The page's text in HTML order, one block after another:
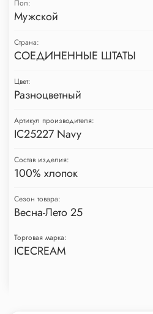
Пол:
Мужской
Страна:
СОЕДИНЕННЫЕ ШТАТЫ
Цвет:
Разноцветный
Артикул производителя:
IC25227 Navy
Состав изделия:
100% хлопок
Сезон товара:
Весна-Лето 25
Торговая марка:
ICECREAM